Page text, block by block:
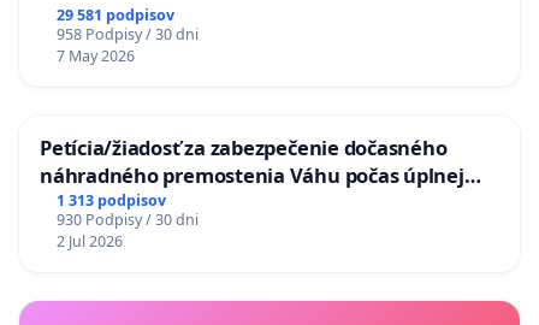
29 581 podpisov
958 Podpisy / 30 dni
7 May 2026
Petícia/žiadosť za zabezpečenie dočasného
náhradného premostenia Váhu počas úplnej
uzávery Vážskeho mosta v Komárne
1 313 podpisov
930 Podpisy / 30 dni
2 Jul 2026